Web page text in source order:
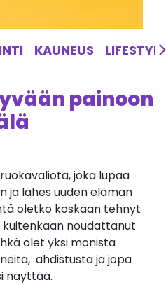
KAUNEUS LIFESTYLE
painoon
joka lupaa
ja lähes uuden elämän
oletko koskaan tehnyt
noudattanut
olet yksi monista
ahdistusta ja jopa
näyttää.